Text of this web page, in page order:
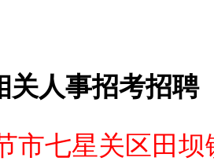
关人事招考招聘
市七星关区田